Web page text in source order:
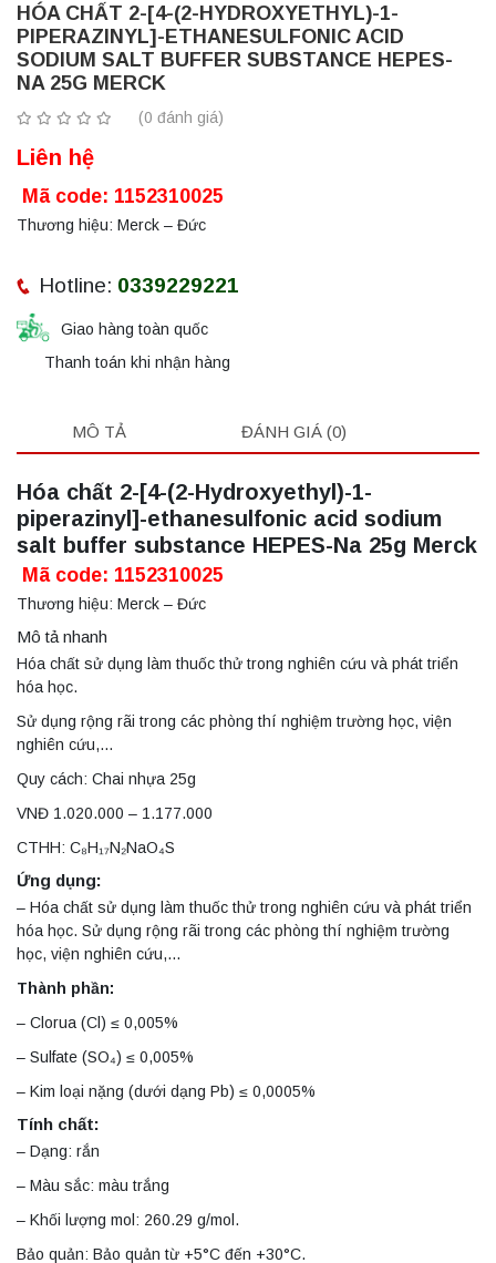
HÓA CHẤT 2-[4-(2-HYDROXYETHYL)-1-
PIPERAZINYL]-ETHANESULFONIC ACID
SODIUM SALT BUFFER SUBSTANCE HEPES-
NA 25G MERCK
(0 đánh giá)
Liên hệ
Mã code: 1152310025
Thương hiệu: Merck – Đức
Hotline: 0339229221
Giao hàng toàn quốc
Thanh toán khi nhận hàng
MÔ TẢ ĐÁNH GIÁ (0)
Hóa chất 2-[4-(2-Hydroxyethyl)-1-
piperazinyl]-ethanesulfonic acid sodium
salt buffer substance HEPES-Na 25g Merck
Mã code: 1152310025
Thương hiệu: Merck – Đức
Mô tả nhanh
Hóa chất sử dụng làm thuốc thử trong nghiên cứu và phát triển
hóa học.
Sử dụng rộng rãi trong các phòng thí nghiệm trường học, viện
nghiên cứu,…
Quy cách: Chai nhựa 25g
VNĐ 1.020.000 – 1.177.000
CTHH: C₈H₁₇N₂NaO₄S
Ứng dụng:
– Hóa chất sử dụng làm thuốc thử trong nghiên cứu và phát triển
hóa học. Sử dụng rộng rãi trong các phòng thí nghiệm trường
học, viện nghiên cứu,…
Thành phần:
– Clorua (Cl) ≤ 0,005%
– Sulfate (SO₄) ≤ 0,005%
– Kim loại nặng (dưới dạng Pb) ≤ 0,0005%
Tính chất:
– Dạng: rắn
– Màu sắc: màu trắng
– Khối lượng mol: 260.29 g/mol.
Bảo quản: Bảo quản từ +5°C đến +30°C.